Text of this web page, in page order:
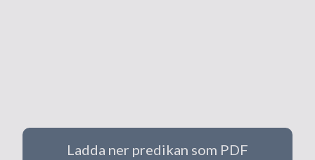
Ladda ner predikan som PDF